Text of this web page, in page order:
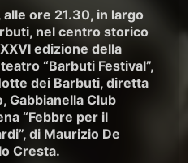
ore 21.30, in largo
nel centro storico
edizione della
“Barbuti Festival”,
dei Barbuti, diretta
Gabbianella Club
“Febbre per il
di Maurizio De
Cresta.